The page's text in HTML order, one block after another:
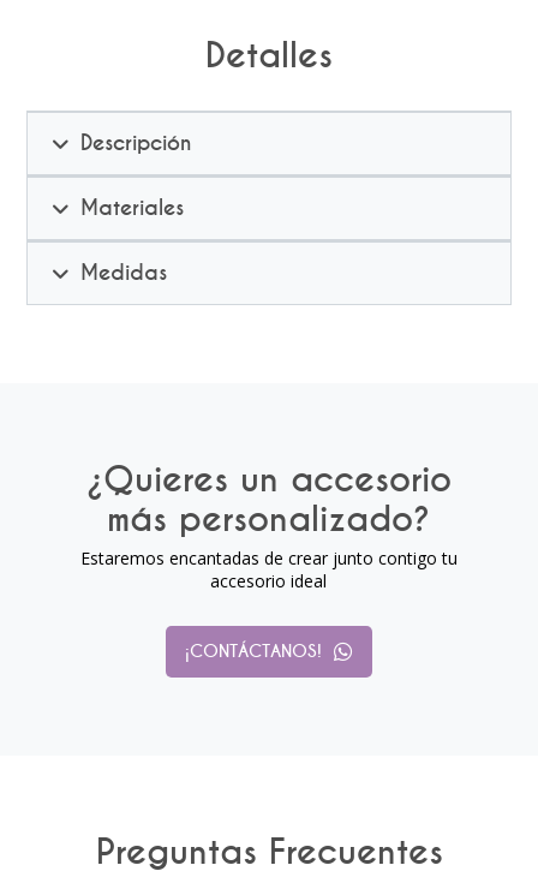
Detalles
Descripción
Materiales
Medidas
¿Quieres un accesorio
más personalizado?
Estaremos encantadas de crear junto contigo tu
accesorio ideal
¡CONTÁCTANOS!
Preguntas Frecuentes